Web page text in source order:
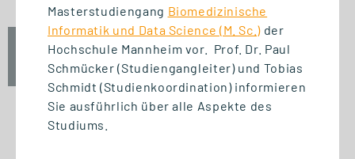
Fr., 18. September 2026
10:00 - 12:00 Uhr
Masterstudiengang Biomedizinische
Informatik und Data Science (M. Sc.) der
Hochschule Mannheim vor. Prof. Dr. Paul
Schmücker (Studiengangleiter) und Tobias
Schmidt (Studienkoordination) informieren
Sie ausführlich über alle Aspekte des
Studiums.